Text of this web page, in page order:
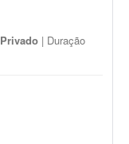
Privado | Duração